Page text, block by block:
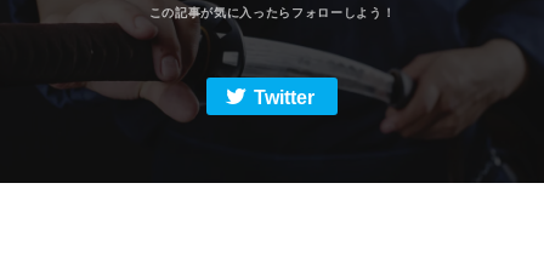
Twitter